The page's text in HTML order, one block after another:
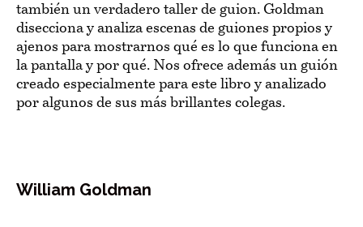
también un verdadero taller de guion. Goldman
disecciona y analiza escenas de guiones propios y
ajenos para mostrarnos qué es lo que funciona en
la pantalla y por qué. Nos ofrece además un guión
creado especialmente para este libro y analizado
por algunos de sus más brillantes colegas.
William Goldman